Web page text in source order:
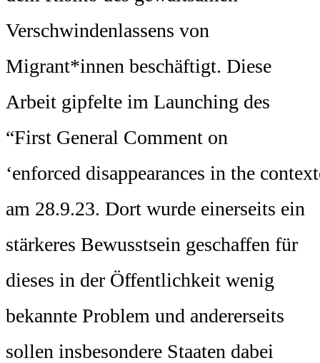
Verschwindenlassens von
Migrant*innen beschäftigt. Diese
Arbeit gipfelte im Launching des
“First General Comment on
‘enforced disappearances in the
am 28.9.23. Dort wurde einerseits ein
stärkeres Bewusstsein geschaffen für
dieses in der Öffentlichkeit wenig
bekannte Problem und andererseits
sollen insbesondere Staaten dabei